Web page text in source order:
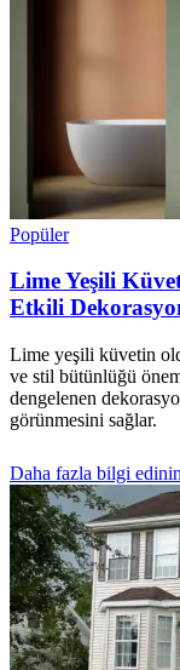
Popüler
Lime Yeşili
Etkili
Lime yeşili küvetin
ve stil bütünlüğü
dengelenen
görünmesini sağlar.
Daha fazla bilgi edinin